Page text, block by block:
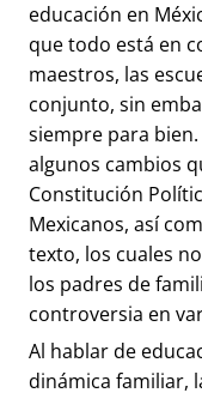
educación en
que todo está en
maestros, las
conjunto, sin
siempre para
algunos cambios
Constitución
Mexicanos, así
texto, los cuales
los padres de
controversia en
Al hablar de
dinámica familiar,